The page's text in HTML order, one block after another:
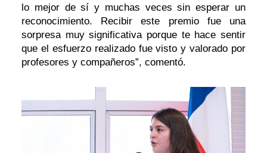
lo mejor de sí y muchas veces sin esperar un
reconocimiento. Recibir este premio fue una
sorpresa muy significativa porque te hace sentir
que el esfuerzo realizado fue visto y valorado por
profesores y compañeros”, comentó.